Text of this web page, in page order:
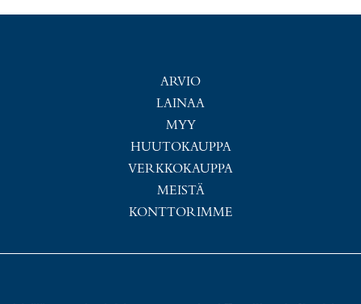
ARVIO
LAINAA
MYY
HUUTOKAUPPA
VERKKOKAUPPA
MEISTÄ
KONTTORIMME